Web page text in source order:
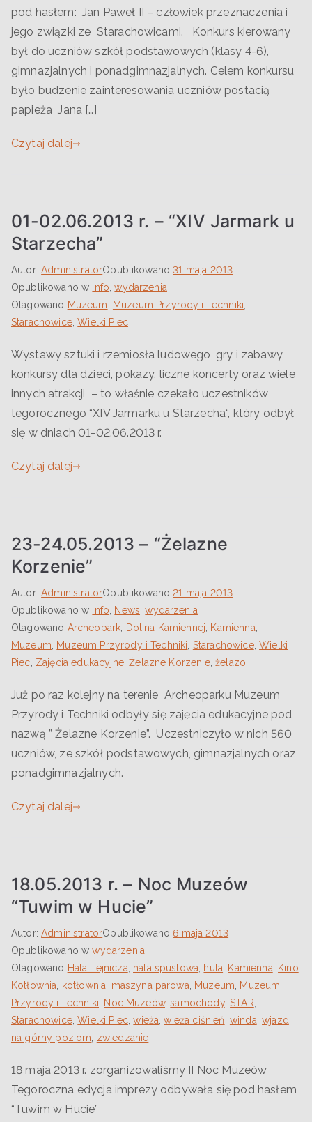
pod hasłem: Jan Paweł II – człowiek przeznaczenia i
jego związki ze Starachowicami. Konkurs kierowany
był do uczniów szkół podstawowych (klasy 4-6),
gimnazjalnych i ponadgimnazjalnych. Celem konkursu
było budzenie zainteresowania uczniów postacią
papieża Jana […]
Czytaj dalej
01-02.06.2013 r. – “XIV Jarmark u
Starzecha”
Autor:AdministratorOpublikowano 31 maja 2013
Opublikowano w Info ,wydarzenia
Otagowano Muzeum Muzeum Przyrody i Techniki
Starachowice,Wielki Piec
Wystawy sztuki i rzemiosła ludowego, gry i zabawy,
konkursy dla dzieci, pokazy, liczne koncerty oraz wiele
innych atrakcji – to właśnie czekało uczestników
tegorocznego “XIV Jarmarku u Starzecha“, który odbył
się w dniach 01-02.06.2013 r.
Czytaj dalej
23-24.05.2013 – “Żelazne
Korzenie”
Autor:AdministratorOpublikowano21 maja 2013
Opublikowano w Info News ,wydarzenia
Otagowano Archeopark Dolina Kamiennej Kamienna
Muzeum
Muzeum Przyrody i Techniki Starachowice,Wielki
Piec Zajęcia edukacyjne,Żelazne Korzenie,żelazo
Już po raz kolejny na terenie Archeoparku Muzeum
Przyrody i Techniki odbyły się zajęcia edukacyjne pod
nazwą ” Żelazne Korzenie”. Uczestniczyło w nich 560
uczniów, ze szkół podstawowych, gimnazjalnych oraz
ponadgimnazjalnych.
Czytaj dalej
18.05.2013 r. – Noc Muzeów
“Tuwim w Hucie”
Autor:AdministratorOpublikowano6 maja 2013
Opublikowano wwydarzenia
Otagowano Hala Lejnicza hala spustowa huta Kamienna
Kino
Kotłownia
kotłownia maszyna parowa Muzeum
Muzeum
Przyrody i Techniki
Noc Muzeów,samochody,STAR
Starachowice,Wielki Piec ,wieża ,wieża ciśnień winda ,wjazd
na górny poziom
zwiedzanie
18 maja 2013 r. zorganizowaliśmy II Noc Muzeów
Tegoroczna edycja imprezy odbywała się pod hasłem
“Tuwim w Hucie”